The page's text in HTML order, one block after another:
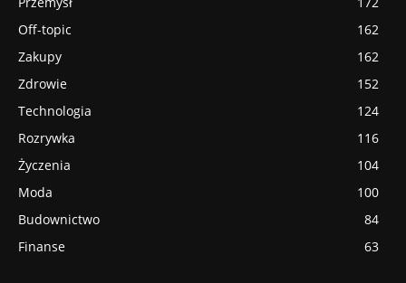
Off-topic
162
Zakupy
162
Zdrowie
152
Technologia
124
Rozrywka
116
Życzenia
104
Moda
100
Budownictwo
84
Finanse
63